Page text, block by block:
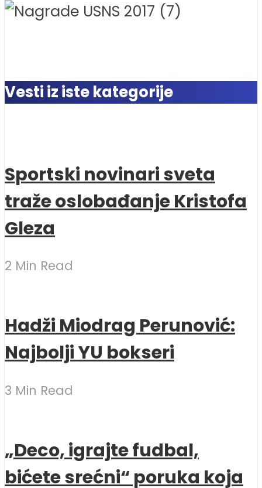
Vesti iz iste kategorije
Sportski novinari sveta
traže oslobađanje Kristofa
Gleza
2 Min Read
Hadži Miodrag Perunović:
Najbolji YU bokseri
3 Min Read
„Deco, igrajte fudbal,
bićete srećni“ poruka koja